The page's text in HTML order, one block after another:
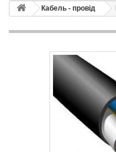
Кабель - провід